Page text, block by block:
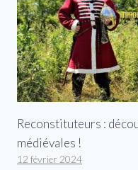
Reconstituteurs :
médiévales !
12 février 2024